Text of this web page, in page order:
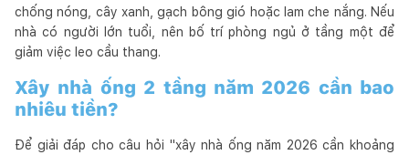
chống nóng, cây xanh, gạch bông gió hoặc lam che nắng. Nếu
nhà có người lớn tuổi, nên bố trí phòng ngủ ở tầng một để
giảm việc leo cầu thang.
Xây nhà ống 2 tầng năm 2026 cần bao
nhiêu tiền?
Để giải đáp cho câu hỏi "xây nhà ống năm 2026 cần khoảng